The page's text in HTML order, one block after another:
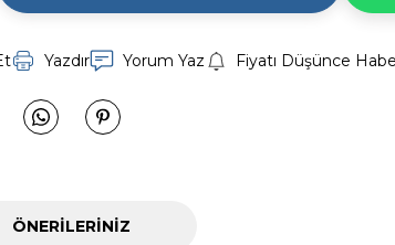
Yazdır Yorum Yaz Fiyatı Düşünce
ÖNERILERINIZ